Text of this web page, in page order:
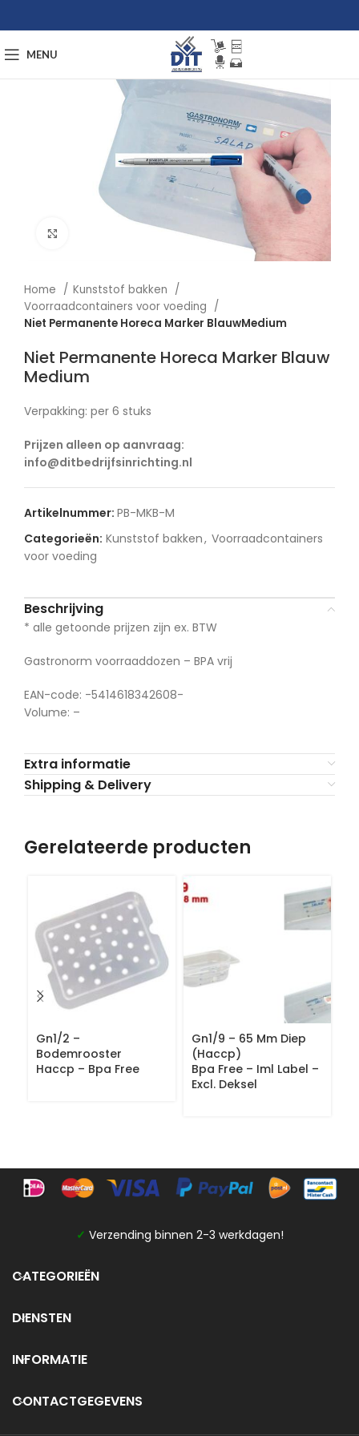
MENU
Afbeelding vergroten
Home
Kunststof bakken
Voorraadcontainers voor voeding
Niet Permanente Horeca Marker BlauwMedium
Niet Permanente Horeca Marker Blauw
Medium
Verpakking: per 6 stuks
Prijzen alleen op aanvraag:
info@ditbedrijfsinrichting.nl
Artikelnummer: PB-MKB-M
Categorieën: Kunststof bakken, Voorraadcontainers
voor voeding
Beschrijving
* alle getoonde prijzen zijn ex. BTW
Gastronorm voorraaddozen – BPA vrij
EAN-code: -5414618342608-
Volume: –
Extra informatie
Shipping & Delivery
Gerelateerde producten
Gn1/2 –
Bodemrooster
Haccp – Bpa Free
Gn1/9 – 65 Mm Diep
(Haccp)
Bpa Free – Iml Label –
Excl. Deksel
✓ Verzending binnen 2-3 werkdagen!
CATEGORIEËN
DIENSTEN
INFORMATIE
CONTACTGEGEVENS